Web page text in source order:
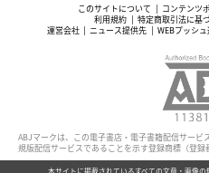
このサイトについて コンテンツ
利用規約
特定商取引法に基
運営会社
ニュース提供先 WEBプッシ
ABJマークは、この電子書店・電子書籍配信サー
規版配信サービスであることを示す登録商標（登録
本サイトに掲載されているすべての文章・画像